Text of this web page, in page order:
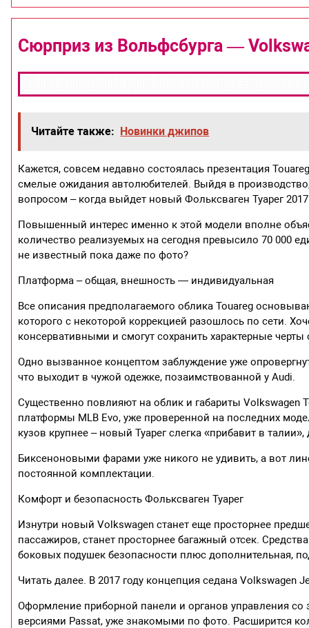
Сюрприз из Вольфсбурга —
Читайте также: Новинки джипов
Кажется, совсем недавно состоялась презентация
смелые ожидания автолюбителей. Выйдя в
вопросом – когда выйдет новый Фольксваген Туарег
Повышенный интерес именно к этой модели вполне
количество реализуемых на сегодня превысило 70 000
не известный пока даже по фото?
Платформа – общая, внешность — индивидуальная
Все описания предполагаемого облика Touareg
которого с некоторой коррекцией разошлось по сети.
консервативными и смогут сохранить характерные
Одно вызванное концептом заблуждение уже
что выходит в чужой одежке, позаимствованной у Audi.
Существенно повлияют на облик и габариты Volkswagen
платформы MLB Evo, уже проверенной на последних
кузов крупнее – новый Туарег слегка «прибавит в
Биксеноновыми фарами уже никого не удивить, а вот
постоянной комплектации.
Комфорт и безопасность Фольксваген Туарег
Изнутри новый Volkswagen станет еще просторнее
пассажиров, станет просторнее багажный отсек.
боковых подушек безопасности плюс дополнительная,
Читать далее. В 2017 году концепция седана Volkswagen
Оформление приборной панели и органов управления со
версиями Passat, уже знакомыми по фото. Расширится